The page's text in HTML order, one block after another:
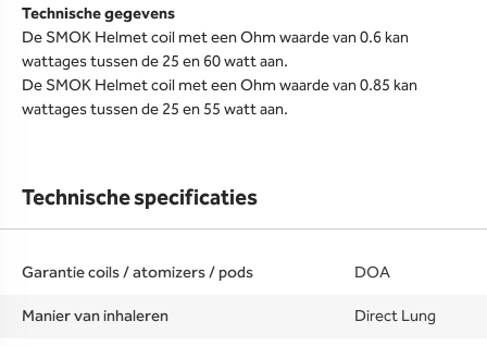
Technische gegevens
De SMOK Helmet coil met een Ohm waarde van 0.6 kan
wattages tussen de 25 en 60 watt aan.
De SMOK Helmet coil met een Ohm waarde van 0.85 kan
wattages tussen de 25 en 55 watt aan.
Technische specificaties
Garantie coils / atomizers / pods
DOA
Manier van inhaleren
Direct Lung